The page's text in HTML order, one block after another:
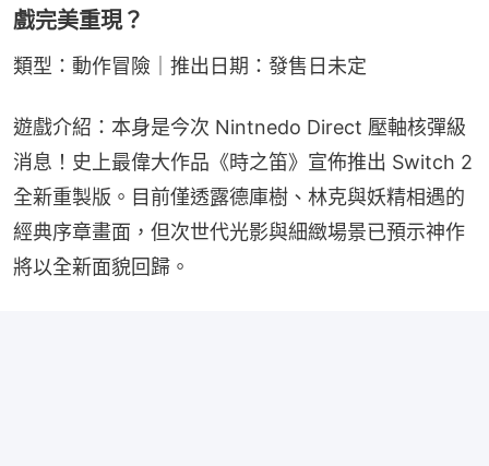
戲完美重現？
類型：動作冒險｜推出日期：發售日未定
遊戲介紹：本身是今次 Nintnedo Direct 壓軸核彈級
消息！史上最偉大作品《時之笛》宣佈推出 Switch 2
全新重製版。目前僅透露德庫樹、林克與妖精相遇的
經典序章畫面，但次世代光影與細緻場景已預示神作
將以全新面貌回歸。